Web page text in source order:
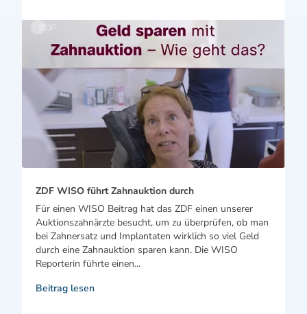
ZDF WISO führt Zahnauktion durch
Für einen WISO Beitrag hat das ZDF einen unserer
Auktionszahnärzte besucht, um zu überprüfen, ob man
bei Zahnersatz und Implantaten wirklich so viel Geld
durch eine Zahnauktion sparen kann. Die WISO
Reporterin führte einen...
Beitrag lesen